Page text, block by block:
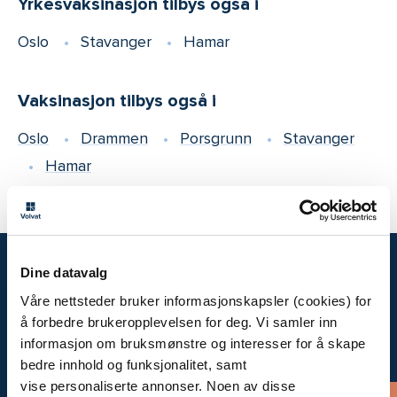
Dine datavalg
Våre nettsteder bruker informasjonskapsler (cookies) for
å forbedre brukeropplevelsen for deg. Vi samler inn
informasjon om bruksmønstre og interesser for å skape
bedre innhold og funksjonalitet, samt
vise personaliserte annonser. Noen av disse
Yrkesvaksinasjon tilbys også i
Oslo Stavanger Hamar
Vaksinasjon tilbys også i
Oslo Drammen Porsgrunn
Stavanger
Hamar
Time hos
oss